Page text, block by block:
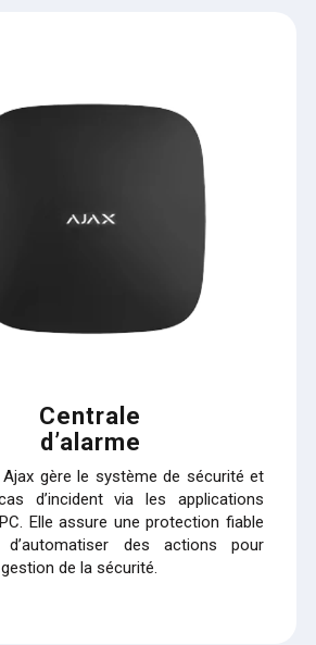
Centrale
d’alarme
Ajax gère le système de sécurité et
d’incident via les applications
Elle assure une protection fiable
des actions pour
de la sécurité.